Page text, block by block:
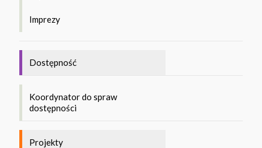
Imprezy
Dostępność
Koordynator do spraw
dostępności
Projekty